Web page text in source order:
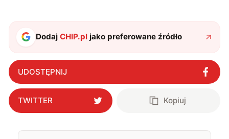
DodajCHIP.pl jako preferowane źródło
UDOSTĘPNIJ
TWITTER Kopiuj